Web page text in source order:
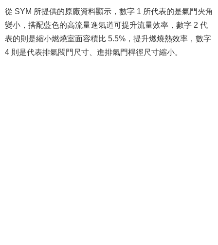
從 SYM 所提供的原廠資料顯示，數字 1 所代表的是氣門夾角
變小，搭配藍色的高流量進氣道可提升流量效率，數字 2 代
表的則是縮小燃燒室面容積比 5.5%，提升燃燒熱效率，數字
4 則是代表排氣閥門尺寸、進排氣門桿徑尺寸縮小。